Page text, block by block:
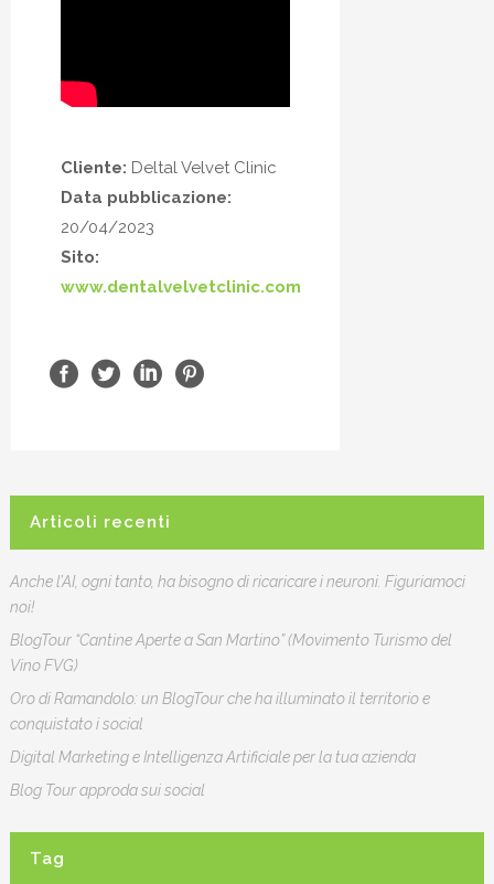
Cliente: Deltal Velvet Clinic
Data pubblicazione:
20/04/2023
Sito:
www.dentalvelvetclinic.com
Articoli recenti
Anche l’AI, ogni tanto, ha bisogno di ricaricare i neuroni. Figuriamoci
noi!
BlogTour “Cantine Aperte a San Martino” (Movimento Turismo del
Vino FVG)
Oro di Ramandolo: un BlogTour che ha illuminato il territorio e
conquistato i social
Digital Marketing e Intelligenza Artificiale per la tua azienda
Blog Tour approda sui social
Tag